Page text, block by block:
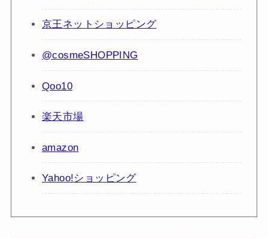
京王ネットショッピング
@cosmeSHOPPING
Qoo10
楽天市場
amazon
Yahoo!ショッピング